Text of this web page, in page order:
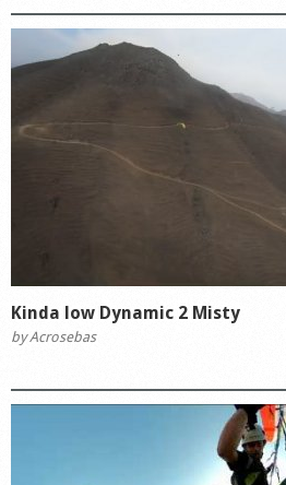
Kinda low Dynamic 2 Misty
byAcrosebas